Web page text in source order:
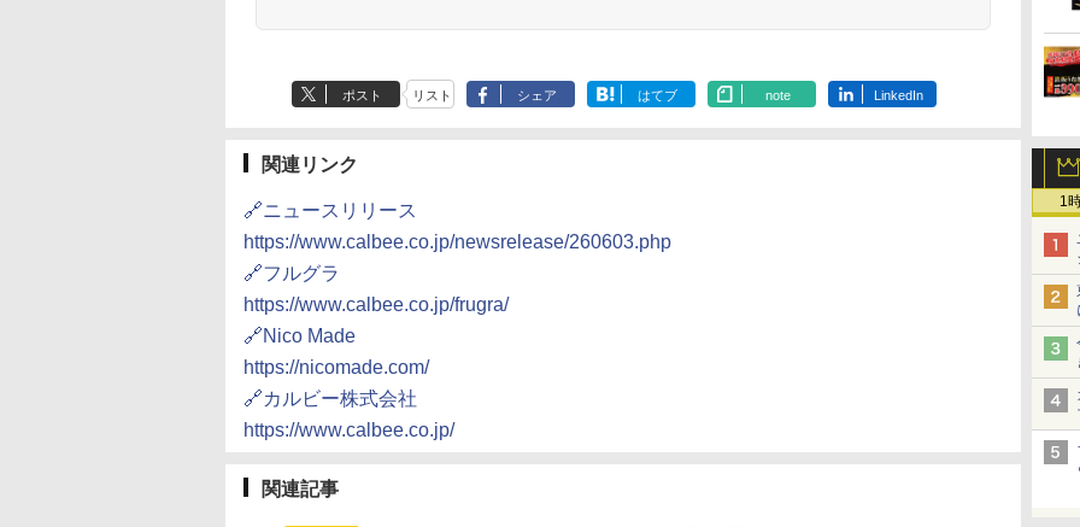
1
ポスト リスト シェア はてブ note LinkedIn
関連リンク
🔗ニュースリリース
https://www.calbee.co.jp/newsrelease/260603.php
🔗フルグラ
https://www.calbee.co.jp/frugra/
🔗Nico Made
https://nicomade.com/
🔗カルビー株式会社
https://www.calbee.co.jp/
関連記事